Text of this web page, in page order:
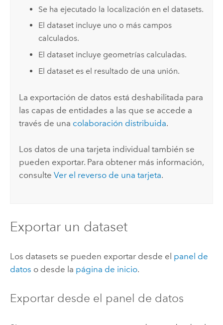
Se ha ejecutado la localización en el datasets.
El dataset incluye uno o más campos
calculados.
El dataset incluye geometrías calculadas.
El dataset es el resultado de una unión.
La exportación de datos está deshabilitada para
las capas de entidades a las que se accede a
través de una colaboración distribuida.
Los datos de una tarjeta individual también se
pueden exportar. Para obtener más información,
consulteVer el reverso de una tarjeta.
Exportar un dataset
Los datasets se pueden exportar desde el panel de
datos o desde la página de inicio.
Exportar desde el panel de datos